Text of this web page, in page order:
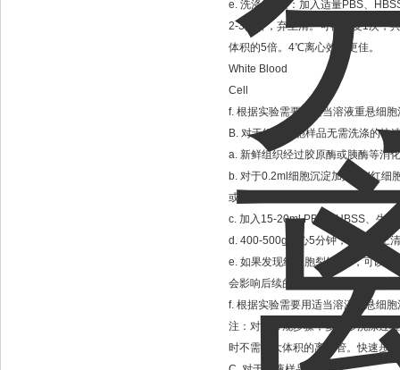
e. 洗涤1-2 次：加入适量PBS、
2-3分钟，弃上清。可再重复1次，
体积的5倍。 4℃离心效果更佳。
White Blood
Cell
f. 根据实验需要用适当溶液重悬细
B. 对于组织细胞样品无需洗涤的快
a. 新鲜组织经过胶原酶或胰酶等消
b. 对于0.2ml 细胞沉淀加入 1ml红细
或
c. 加入 15-20ml PBS HBSS、生
d. 400-500g
离心5分钟，弃红色上
e. 如果发现红细胞裂解不*，可以重
会影响后续的一些检测。
f. 根据实验需要用适当溶液重悬细
注：对于常规步骤，多一步洗涤过
时不需要大体积的离心管。快速步